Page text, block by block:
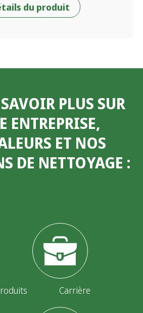
du produit
PLUS SUR
ENTREPRISE,
ET NOS
DE NETTOYAGE :
Carrière